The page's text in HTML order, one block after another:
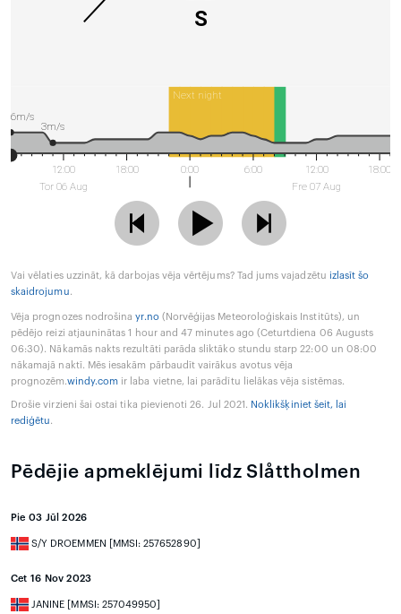
S
Next night
12:00
Tor 06 Aug
18:00 0:00 6:00
12:00
Fre 07 Aug
18:00
6m/s
3m/s
Vai vēlaties uzzināt, kā darbojas vēja vērtējums? Tad jums vajadzētu izlasīt šo
skaidrojumu.
Vēja prognozes nodrošinayr.no (Norvēģijas Meteoroloģiskais Institūts), un
pēdējo reizi atjauninātas 1 hour and 47 minutes ago (Ceturtdiena 06 Augusts
06:30). Nākamās nakts rezultāti parāda sliktāko stundu starp 22:00 un 08:00
nākamajā naktī. Mēs iesakām pārbaudīt vairākus avotus vēja
prognozēm.windy.com ir laba vietne, lai parādītu lielākas vēja sistēmas.
Drošie virzieni šai ostai tika pievienoti 26. Jul 2021. Noklikšķiniet šeit, lai
rediģētu.
Pēdējie apmeklējumi līdz Slåttholmen
Pie 03 Jūl 2026
S/Y DROEMMEN [MMSI: 257652890]
Cet 16 Nov 2023
JANINE [MMSI: 257049950]